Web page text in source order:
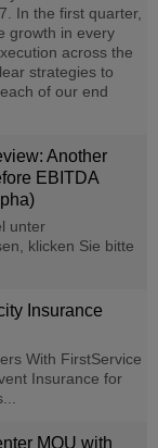
In the first quarter,
growth in every
across the
strategies to
of our end
Another
EBITDA
unter
klicken Sie bitte
Insurance
With FirstService
Insurance for
MOU with